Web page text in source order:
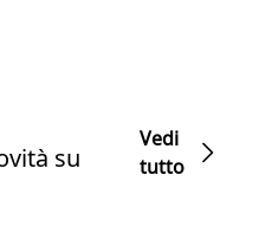
su
Vedi
tutto